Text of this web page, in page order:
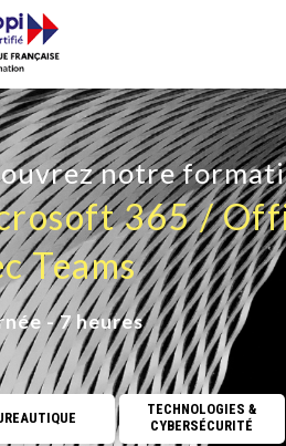
notre
365 /
Teams
- 7 heures
TECHNOLOGIES &
CYBERSÉCURITÉ